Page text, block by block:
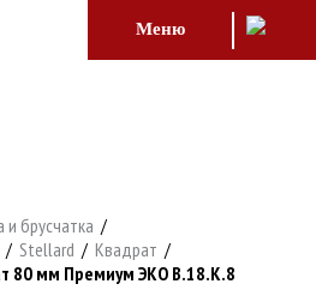
Меню
и брусчатка /
/ Stellard / Квадрат /
80 мм Премиум ЭКО В.18.К.8